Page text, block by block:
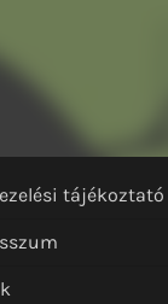
tájékoztató